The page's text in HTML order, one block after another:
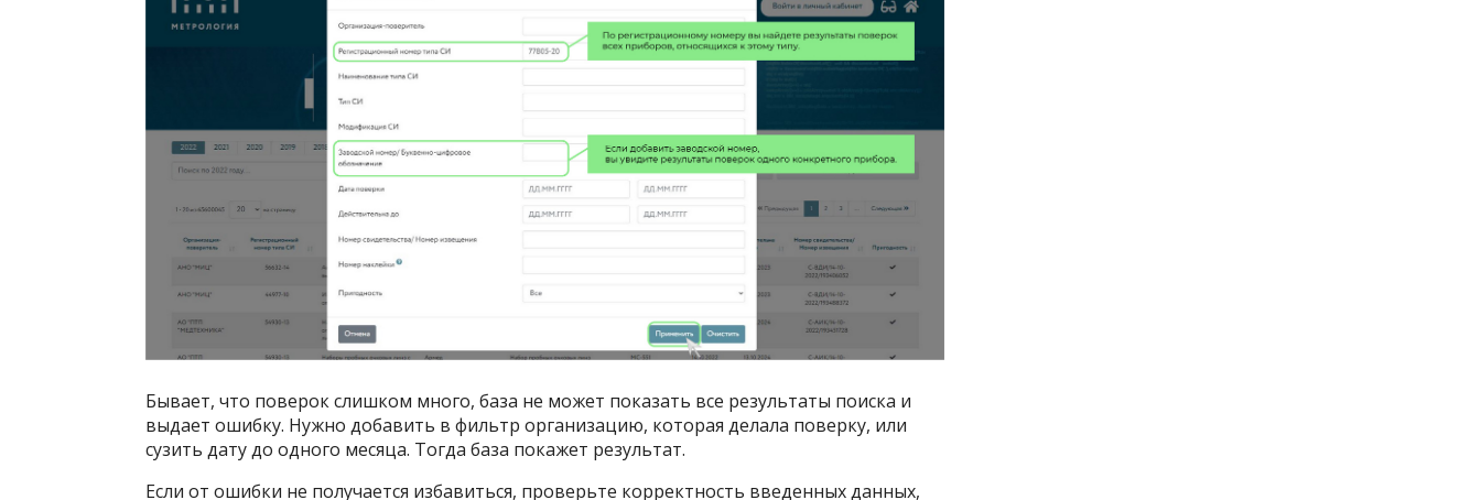
Бывает, что поверок слишком много, база не может показать все результаты поиска и
выдает ошибку. Нужно добавить в фильтр организацию, которая делала поверку, или
сузить дату до одного месяца. Тогда база покажет результат.
Если от ошибки не получается избавиться, проверьте корректность введенных данных,